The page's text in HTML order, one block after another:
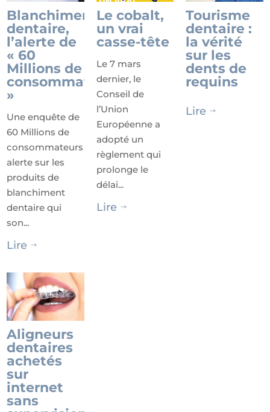
Blanchiment
dentaire,
l’alerte de
« 60
Millions de
consommateurs
»
Une enquête de
60 Millions de
consommateurs
alerte sur les
produits de
blanchiment
dentaire qui
son...
Lire $
Le cobalt,
un vrai
casse-tête
Le 7 mars
dernier, le
Conseil de
l’Union
Européenne a
adopté un
règlement qui
prolonge le
délai...
Lire $
Tourisme
dentaire :
la vérité
sur les
dents de
requins
Lire $
Aligneurs
dentaires
achetés
sur
internet
sans